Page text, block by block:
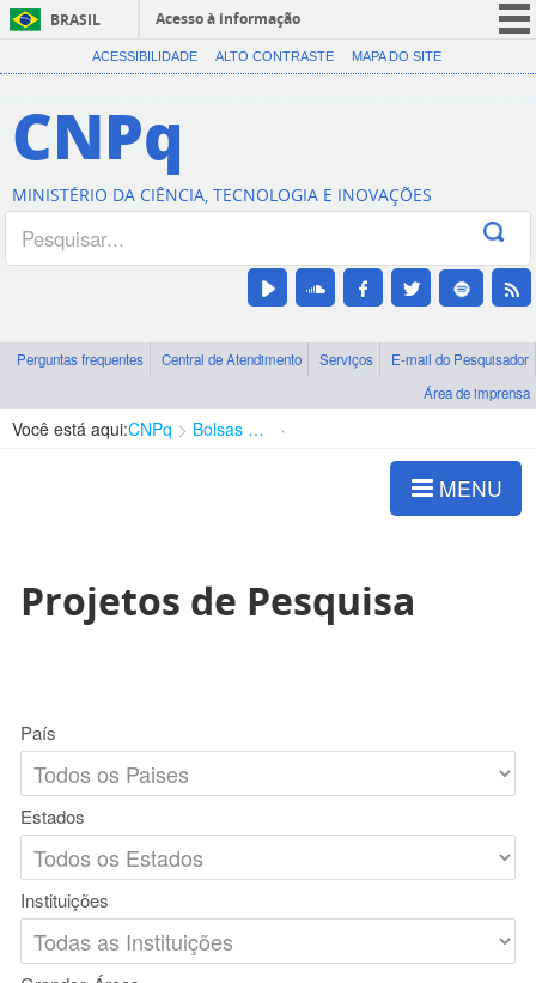
BRASIL
Acesso à informação
CORONAVÍRUS (COVID-19)
Canais
ACESSIBILIDADE ALTO CONTRASTE MAPA DO SITE
CNPq
MINISTÉRIO DA CIÊNCIA, TECNOLOGIA E INOVAÇÕES
Perguntas frequentes Central de Atendimento Serviços
E-mail do Pesquisador
Área de imprensa
Você está aqui:CNPq Bolsas e Auxílios Vigentes
MENU
Projetos de Pesquisa
País
Estados
Instituições